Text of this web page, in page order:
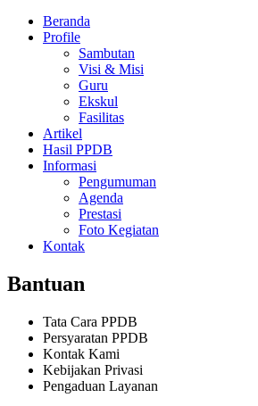
Beranda
Profile
Sambutan
Visi & Misi
Guru
Ekskul
Fasilitas
Artikel
Hasil PPDB
Informasi
Pengumuman
Agenda
Prestasi
Foto Kegiatan
Kontak
Bantuan
Tata Cara PPDB
Persyaratan PPDB
Kontak Kami
Kebijakan Privasi
Pengaduan Layanan